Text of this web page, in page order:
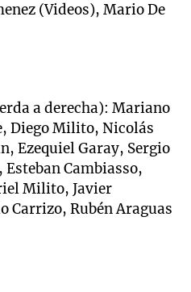
(Videos), Mario De
a derecha): Mariano
Diego Milito, Nicolás
Ezequiel Garay, Sergio
Cambiasso,
Milito, Javier
Carrizo, Rubén Araguas